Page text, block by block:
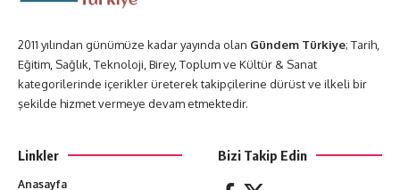
2011 yılından günümüze kadar yayında olan Gündem Türkiye; Tarih,
Eğitim, Sağlık, Teknoloji, Birey, Toplum ve Kültür & Sanat
kategorilerinde içerikler üreterek takipçilerine dürüst ve ilkeli bir
şekilde hizmet vermeye devam etmektedir.
Linkler
Anasayfa
Bizi Takip Edin